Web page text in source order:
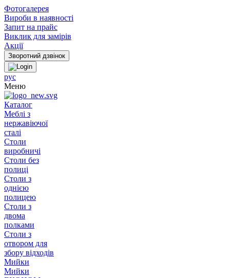
Фотогалерея
Вироби в наявності
Запит на прайс
Виклик для замірів
Акції
рус
Меню
Каталог
Меблі з
нержавіючої
сталі
Столи
виробничі
Столи без
полиці
Столи з
однією
полицею
Столи з
двома
полками
Столи з
отвором для
збору відходів
Мийки
Мийки